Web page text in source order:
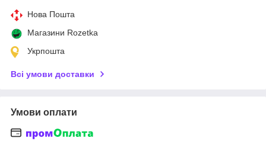
Нова Пошта
Магазини Rozetka
Укрпошта
Всі умови доставки
Умови оплати